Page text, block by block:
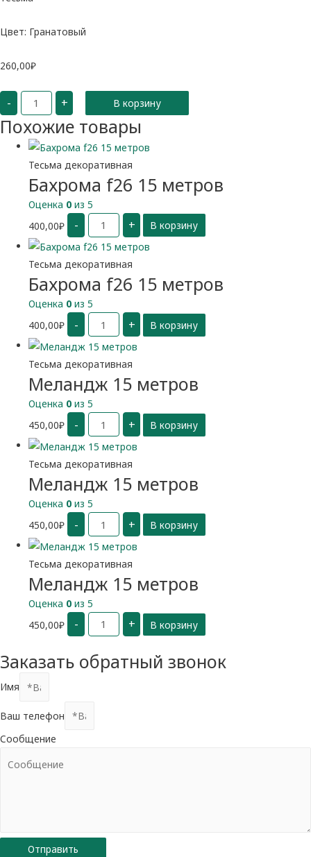
Цвет: Гранатовый
260,00₽
-
Количество
Тесьма
Гранатовая
+ В корзину
Похожие товары
Тесьма декоративная
Бахрома f26 15 метров
Оценка 0 из 5
400,00₽ -
Количество
Бахрома
f26
15
метров
+ В корзину
Тесьма декоративная
Бахрома f26 15 метров
Оценка 0 из 5
400,00₽ -
Количество
Бахрома
f26
15
метров
+ В корзину
Тесьма декоративная
Меландж 15 метров
Оценка 0 из 5
450,00₽ -
Количество
Меландж
15
метров
+ В корзину
Тесьма декоративная
Меландж 15 метров
Оценка 0 из 5
450,00₽ -
Количество
Меландж
15
метров
+ В корзину
Тесьма декоративная
Меландж 15 метров
Оценка 0 из 5
450,00₽ -
Количество
Меландж
15
+ В корзину
Заказать обратный звонок
Имя
Ваш телефон
Сообщение
Отправить